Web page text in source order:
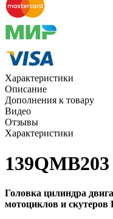
Характеристики
Описание
Дополнения к товару
Видео
Отзывы
Характеристики
Головка цилиндра
мотоциклов и скутеров